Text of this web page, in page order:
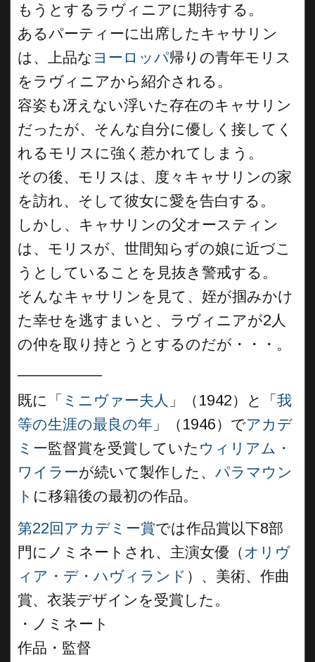
もうとするラヴィニアに期待する。
あるパーティーに出席したキャサリン
は、上品な ヨーロッパ帰りの青年モリス
をラヴィニアから紹介される。
容姿も冴えない浮いた存在のキャサリン
だったが、そんな自分に優しく接してく
れるモリスに強く惹かれてしまう。
その後、モリスは、度々キャサリンの家
を訪れ、そして彼女に愛を告白する。
しかし、キャサリンの父オースティン
は、モリスが、世間知らずの娘に近づこ
うとしていることを見抜き警戒する。
そんなキャサリンを見て、姪が掴みかけ
た幸せを逃すまいと、ラヴィニアが2人
の仲を取り持とうとするのだが・・・。
既に「 ミニヴァー夫人 」（1942）と「 我
等の生涯の最良の年 」（1946）でアカデ
ミー監督賞を受賞していた ウィリアム・
ワイラーが続いて製作した、 パラマウン
ト に移籍後の最初の作品。
第22回アカデミー賞では作品賞以下8部
門にノミネートされ、主演女優（オリヴ
ィア・デ・ハヴィランド ）、美術、作曲
賞、衣装デザインを受賞した。
・ノミネート
作品・監督